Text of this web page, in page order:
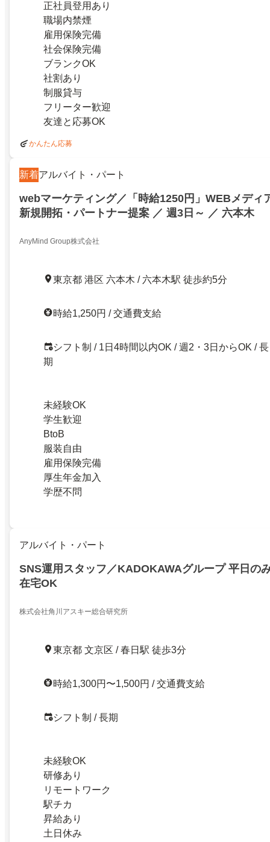
正社員登用あり
職場内禁煙
雇用保険完備
社会保険完備
ブランクOK
社割あり
制服貸与
フリーター歓迎
友達と応募OK
かんたん応募
新着アルバイト・パート
webマーケティング／「時給1250円」WEBメディ
新規開拓・パートナー提案 ／ 週3日～ ／ 六本木
AnyMind Group株式会社
東京都 港区 六本木 / 六本木駅 徒歩約5分
時給1,250円 / 交通費支給
シフト制 / 1日4時間以内OK / 週2・3日からOK / 長
期
未経験OK
学生歓迎
BtoB
服装自由
雇用保険完備
厚生年金加入
学歴不問
アルバイト・パート
SNS運用スタッフ／KADOKAWAグループ 平日の
在宅OK
株式会社角川アスキー総合研究所
東京都 文京区 / 春日駅 徒歩3分
時給1,300円〜1,500円 / 交通費支給
シフト制 / 長期
未経験OK
研修あり
リモートワーク
駅チカ
昇給あり
土日休み